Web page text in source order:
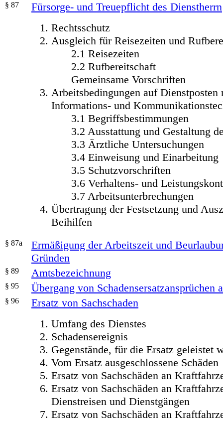
§ 87
Fürsorge- und Treuepflicht des Dienstherrn
Rechtsschutz
Ausgleich für Reisezeiten und
2.1 Reisezeiten
2.2 Rufbereitschaft
Gemeinsame Vorschriften
Arbeitsbedingungen auf Dienstposten
Informations- und
3.1 Begriffsbestimmungen
3.2 Ausstattung und Gestaltung
3.3 Ärztliche Untersuchungen
3.4 Einweisung und Einarbeitung
3.5 Schutzvorschriften
3.6 Verhaltens- und
3.7 Arbeitsunterbrechungen
Übertragung der Festsetzung und
Beihilfen
§ 87a
Ermäßigung der Arbeitszeit und
Gründen
§ 89 Amtsbezeichnung
§ 95 Übergang von Schadensersatzansprüchen
§ 96
Ersatz von Sachschaden
Umfang des Dienstes
Schadensereignis
Gegenstände, für die Ersatz geleistet
Vom Ersatz ausgeschlossene Schäden
Ersatz von Sachschäden an
Ersatz von Sachschäden an
Dienstreisen und Dienstgängen
Ersatz von Sachschäden an